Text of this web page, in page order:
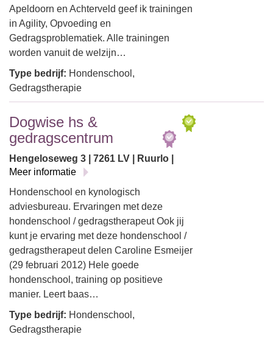
Apeldoorn en Achterveld geef ik trainingen
in Agility, Opvoeding en
Gedragsproblematiek. Alle trainingen
worden vanuit de welzijn…
Type bedrijf: Hondenschool,
Gedragstherapie
Dogwise hs &
gedragscentrum
Hengeloseweg 3 | 7261 LV | Ruurlo |
Meer informatie
Hondenschool en kynologisch
adviesbureau. Ervaringen met deze
hondenschool / gedragstherapeut Ook jij
kunt je ervaring met deze hondenschool /
gedragstherapeut delen Caroline Esmeijer
(29 februari 2012) Hele goede
hondenschool, training op positieve
manier. Leert baas…
Type bedrijf: Hondenschool,
Gedragstherapie